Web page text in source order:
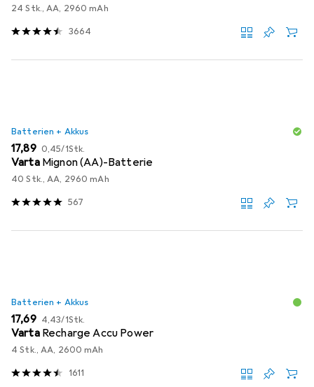
24 Stk., AA, 2960 mAh
3664
Batterien + Akkus
EUR
17,89 EUR
0,45/1Stk.
Varta Mignon (AA)-Batterie
40 Stk., AA, 2960 mAh
567
Batterien + Akkus
EUR
17,69 EUR
4,43/1Stk.
Varta Recharge Accu Power
4 Stk., AA, 2600 mAh
1611